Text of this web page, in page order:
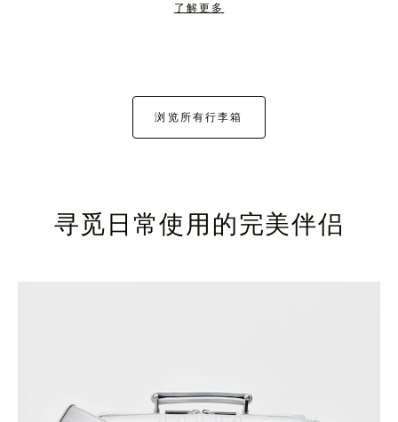
了解更多
浏览所有行李箱
寻觅日常使用的完美伴侣